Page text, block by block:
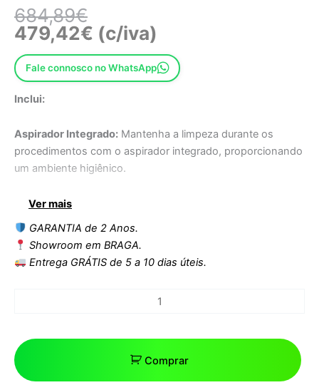
684,89€
479,42€ (c/iva)
Fale connosco no WhatsApp
Inclui:
Aspirador Integrado: Mantenha a limpeza durante os
procedimentos com o aspirador integrado, proporcionando
um ambiente higiênico.
Bolsa para Armazenamento:
utensílios e produtos essenciais na bolsa, mantendo tudo
organizado e ao alcance.
Coluna Dupla com Gavetas:Oferece espaço de
armazenamento adicional com gavetas para manter a área
de trabalho organizada.
Ver mais
GARANTIA de 2 Anos.
Showroom em BRAGA.
Entrega GRÁTIS de 5 a 10 dias úteis.
Comprar